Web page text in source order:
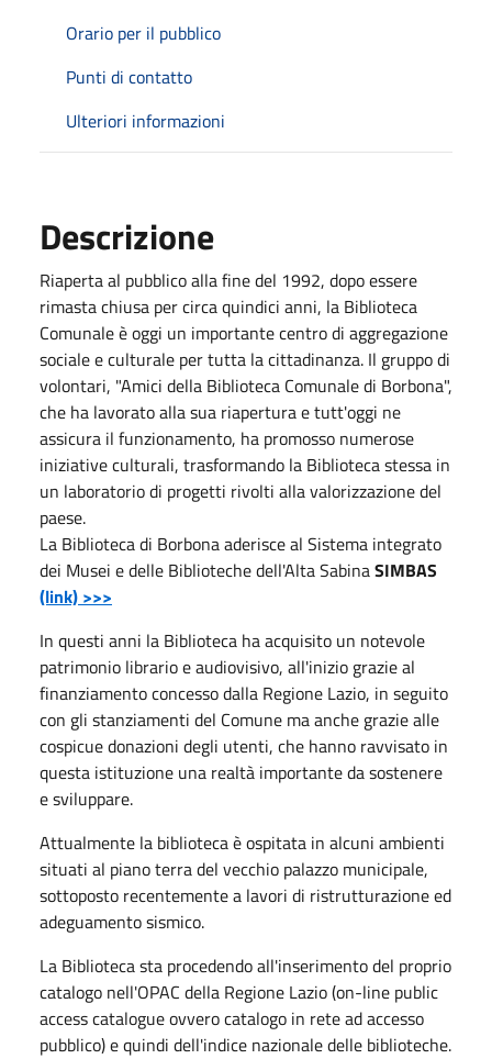
Orario per il pubblico
Punti di contatto
Ulteriori informazioni
Descrizione
Riaperta al pubblico alla fine del 1992, dopo essere
rimasta chiusa per circa quindici anni, la Biblioteca
Comunale è oggi un importante centro di aggregazione
sociale e culturale per tutta la cittadinanza. Il gruppo di
volontari, "Amici della Biblioteca Comunale di Borbona",
che ha lavorato alla sua riapertura e tutt'oggi ne
assicura il funzionamento, ha promosso numerose
iniziative culturali, trasformando la Biblioteca stessa in
un laboratorio di progetti rivolti alla valorizzazione del
paese.
La Biblioteca di Borbona aderisce al Sistema integrato
dei Musei e delle Biblioteche dell'Alta SabinaSIMBAS
(link) >>>
In questi anni la Biblioteca ha acquisito un notevole
patrimonio librario e audiovisivo, all'inizio grazie al
finanziamento concesso dalla Regione Lazio, in seguito
con gli stanziamenti del Comune ma anche grazie alle
cospicue donazioni degli utenti, che hanno ravvisato in
questa istituzione una realtà importante da sostenere
e sviluppare.
Attualmente la biblioteca è ospitata in alcuni ambienti
situati al piano terra del vecchio palazzo municipale,
sottoposto recentemente a lavori di ristrutturazione ed
adeguamento sismico.
La Biblioteca sta procedendo all'inserimento del proprio
catalogo nell'OPAC della Regione Lazio (on-line public
access catalogue ovvero catalogo in rete ad accesso
pubblico) e quindi dell'indice nazionale delle biblioteche.